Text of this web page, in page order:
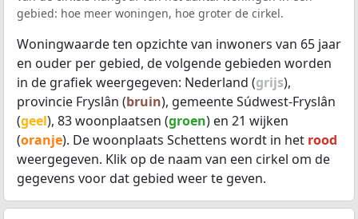
gebied: hoe meer woningen, hoe groter de cirkel.
Woningwaarde ten opzichte van inwoners van 65 jaar
en ouder per gebied, de volgende gebieden worden
in de grafiek weergegeven: Nederland (grijs),
provincie Fryslân (bruin), gemeente Súdwest-Fryslân
(geel), 83 woonplaatsen (groen) en 21 wijken
(oranje). De woonplaats Schettens wordt in het rood
weergegeven. Klik op de naam van een cirkel om de
gegevens voor dat gebied weer te geven.